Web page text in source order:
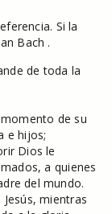
Si la
Bach .
de toda la
de su
e hijos;
Dios le
a quienes
del mundo.
mientras